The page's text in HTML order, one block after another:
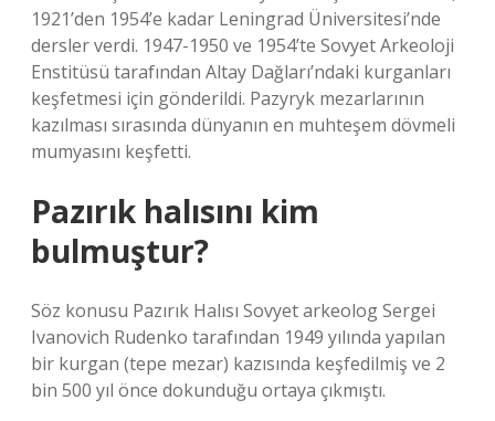
1921’den 1954’e kadar Leningrad Üniversitesi’nde
dersler verdi. 1947-1950 ve 1954’te Sovyet Arkeoloji
Enstitüsü tarafından Altay Dağları’ndaki kurganları
keşfetmesi için gönderildi. Pazyryk mezarlarının
kazılması sırasında dünyanın en muhteşem dövmeli
mumyasını keşfetti.
Pazırık halısını kim
bulmuştur?
Söz konusu Pazırık Halısı Sovyet arkeolog Sergei
Ivanovich Rudenko tarafından 1949 yılında yapılan
bir kurgan (tepe mezar) kazısında keşfedilmiş ve 2
bin 500 yıl önce dokunduğu ortaya çıkmıştı.